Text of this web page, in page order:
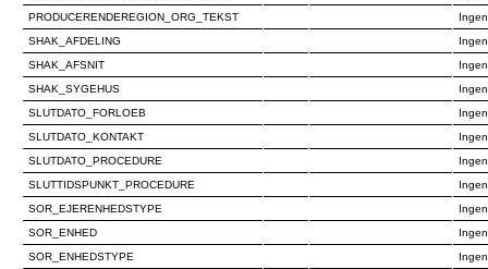
PRODUCERENDEREGION_ORG_TEKST
SHAK_AFDELING
SHAK_AFSNIT
SHAK_SYGEHUS
SLUTDATO_FORLOEB
SLUTDATO_KONTAKT
SLUTDATO_PROCEDURE
SLUTTIDSPUNKT_PROCEDURE
SOR_EJERENHEDSTYPE
SOR_ENHED
SOR_ENHEDSTYPE